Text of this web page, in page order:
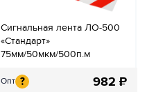
Сигнальная лента ЛО-500
«Стандарт»
75мм/50мкм/500п.м
Опт ? 982 ₽